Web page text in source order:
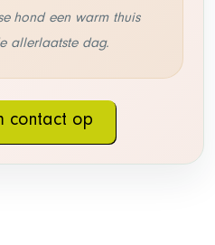
hond een warm thuis
allerlaatste dag.
contact op